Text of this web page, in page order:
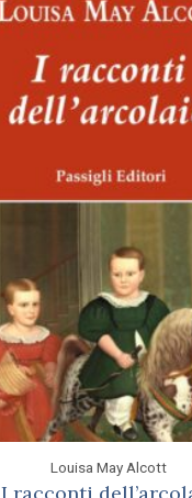
Louisa May Alcott
I racconti